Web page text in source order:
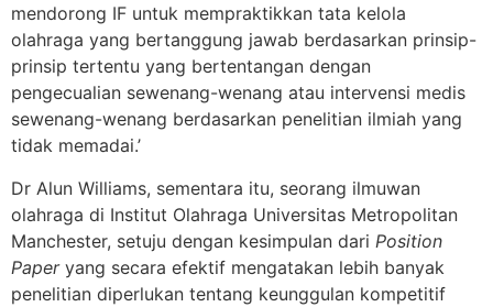
mendorong IF untuk mempraktikkan tata kelola
olahraga yang bertanggung jawab berdasarkan prinsip-
prinsip tertentu yang bertentangan dengan
pengecualian sewenang-wenang atau intervensi medis
sewenang-wenang berdasarkan penelitian ilmiah yang
tidak memadai.’
Dr Alun Williams, sementara itu, seorang ilmuwan
olahraga di Institut Olahraga Universitas Metropolitan
Manchester, setuju dengan kesimpulan dari Position
Paperyang secara efektif mengatakan lebih banyak
penelitian diperlukan tentang keunggulan kompetitif